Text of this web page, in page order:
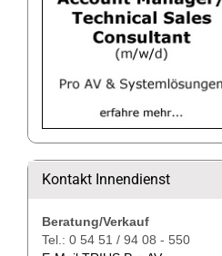
Kontakt Innendienst
Beratung/Verkauf
Tel.: 0 54 51 / 94 08 - 550